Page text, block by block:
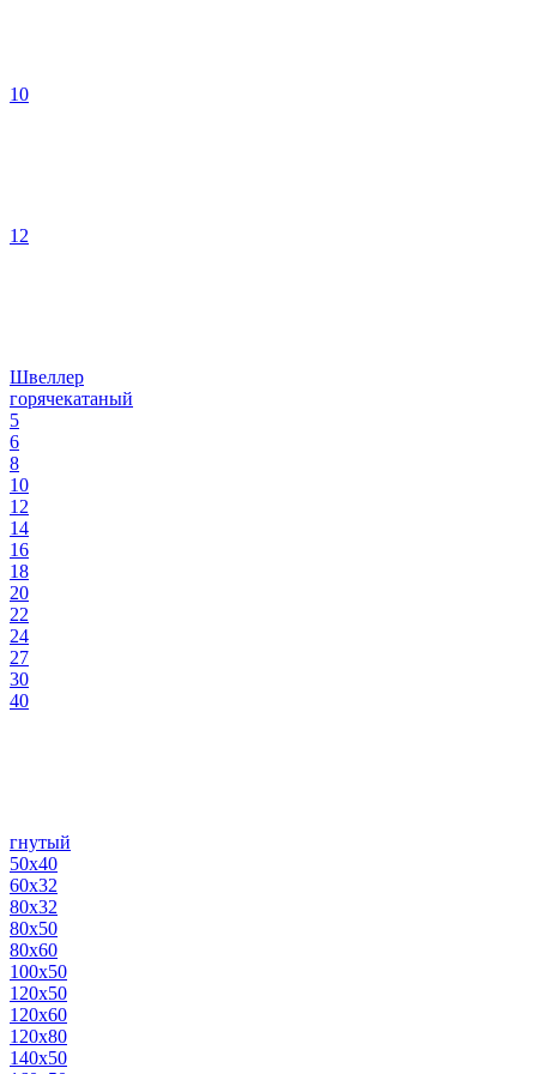
10
12
Швеллер
горячекатаный
5
6
8
10
12
14
16
18
20
22
24
27
30
40
гнутый
50х40
60х32
80х32
80х50
80х60
100х50
120х50
120х60
120х80
140х50